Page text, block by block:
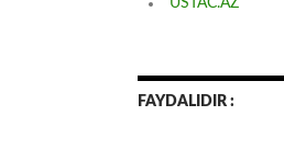
USTAC.AZ
FAYDALIDIR :